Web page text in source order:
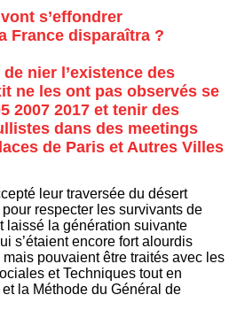
s’effondrer
France disparaîtra ?
nier l’existence des
ne les ont pas observés se
2007 2017 et tenir des
dans des meetings
de Paris et Autres Villes
leur traversée du désert
respecter les survivants de
laissé la génération suivante
s’étaient encore fort alourdis
pouvaient être traités avec les
et Techniques tout en
la Méthode du Général de